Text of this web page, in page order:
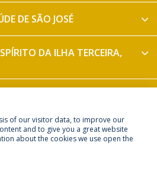
DE SÃO JOSÉ
DA ILHA TERCEIRA,
of our visitor data, to improve our
and to give you a great website
about the cookies we use open the